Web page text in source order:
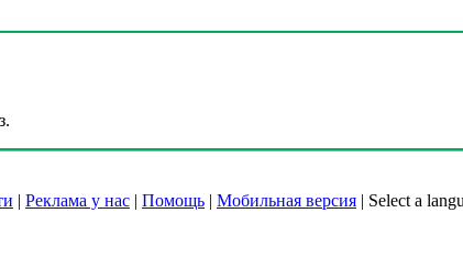
| Реклама у нас | Помощь | Мобильная версия | Select a